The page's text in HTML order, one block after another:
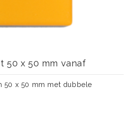
50 x 50 mm vanaf
50 x 50 mm met dubbele